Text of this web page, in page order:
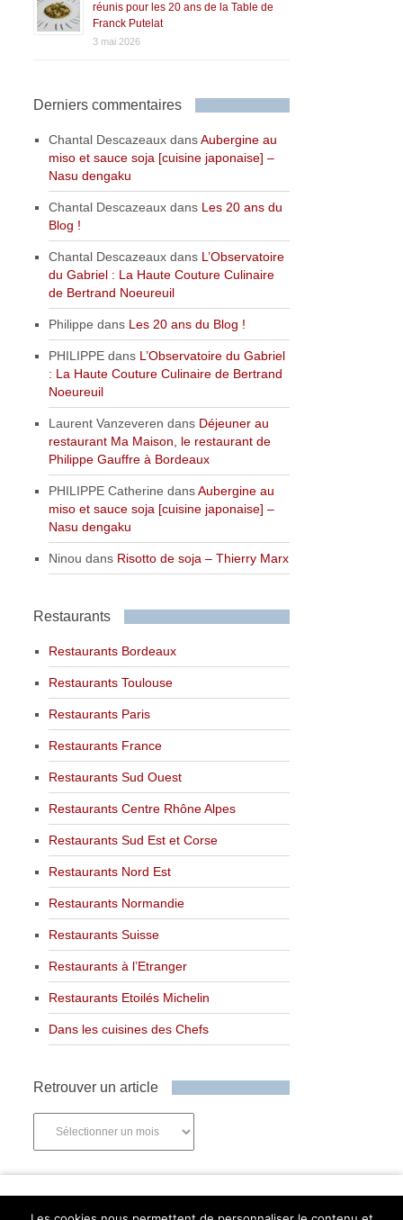
réunis pour les 20 ans de la Table de
Franck Putelat
3 mai 2026
Derniers commentaires
Chantal Descazeaux dansAubergine au
miso et sauce soja [cuisine japonaise] –
Nasu dengaku
Chantal Descazeaux dans Les 20 ans du
Blog !
Chantal Descazeaux dans L’Observatoire
du Gabriel : La Haute Couture Culinaire
de Bertrand Noeureuil
Philippe dans Les 20 ans du Blog !
PHILIPPE dans L’Observatoire du Gabriel
: La Haute Couture Culinaire de Bertrand
Noeureuil
Laurent Vanzeveren dans Déjeuner au
restaurant Ma Maison, le restaurant de
Philippe Gauffre à Bordeaux
PHILIPPE Catherine dansAubergine au
miso et sauce soja [cuisine japonaise] –
Nasu dengaku
Ninou dans Risotto de soja – Thierry Marx
Restaurants
Restaurants Bordeaux
Restaurants Toulouse
Restaurants Paris
Restaurants France
Restaurants Sud Ouest
Restaurants Centre Rhône Alpes
Restaurants Sud Est et Corse
Restaurants Nord Est
Restaurants Normandie
Restaurants Suisse
Restaurants à l’Etranger
Restaurants Etoilés Michelin
Dans les cuisines des Chefs
Retrouver un article